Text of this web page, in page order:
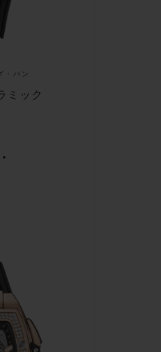
・バン
ミック
•